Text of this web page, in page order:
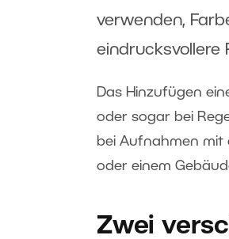
verwenden,
eindrucksvollere
Das Hinzufügen
oder sogar bei
bei Aufnahmen mit
oder einem
Zwei